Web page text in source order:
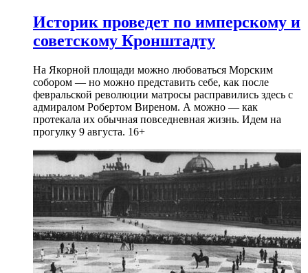
Историк проведет по имперскому и
советскому Кронштадту
На Якорной площади можно любоваться Морским
собором — но можно представить себе, как после
февральской революции матросы расправились здесь с
адмиралом Робертом Виреном. А можно — как
протекала их обычная повседневная жизнь. Идем на
прогулку 9 августа. 16+